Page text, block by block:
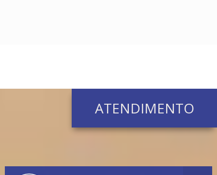
ATENDIMENTO